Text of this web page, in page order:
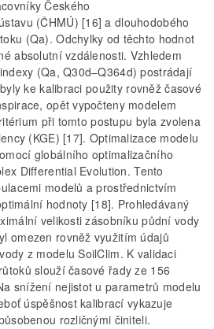
Českého
(ČHMÚ) [16] a dlouhodobého
(Qa). Odchylky od těchto hodnot
absolutní vzdálenosti. Vzhledem
(Qa, Q30d–Q364d) postrádají
ke kalibraci použity rovněž časové
opět vypočteny modelem
při tomto postupu byla zvolena
(KGE) [17]. Optimalizace modelu
globálního optimalizačního
Differential Evolution. Tento
modelů a prostřednictvím
hodnoty [18]. Prohledávaný
velikosti zásobníku půdní vody
omezen rovněž využitím údajů
z modelu SoilClim. K validaci
slouží časové řady ze 156
snížení nejistot u parametrů modelu
úspěšnost kalibrací vykazuje
rozličnými činiteli.